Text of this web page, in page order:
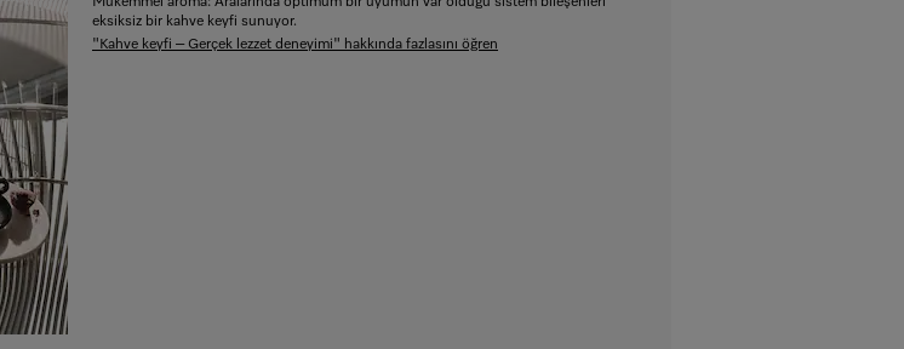
eksiksiz bir kahve keyfi sunuyor.
"Kahve keyfi – Gerçek lezzet deneyimi" hakkında fazlasını öğren